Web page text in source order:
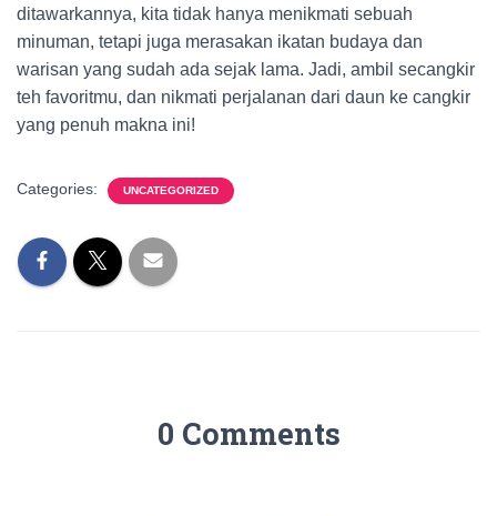
ditawarkannya, kita tidak hanya menikmati sebuah
minuman, tetapi juga merasakan ikatan budaya dan
warisan yang sudah ada sejak lama. Jadi, ambil secangkir
teh favoritmu, dan nikmati perjalanan dari daun ke cangkir
yang penuh makna ini!
Categories: UNCATEGORIZED
0 Comments